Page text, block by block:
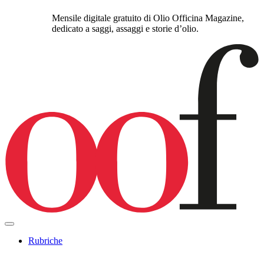
Mensile digitale gratuito di Olio Officina Magazine,
dedicato a saggi, assaggi e storie d’olio.
Rubriche